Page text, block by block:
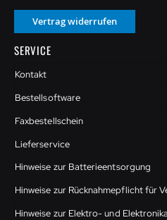
Vertrag widerrufen
SERVICE
Kontakt
Bestellsoftware
Faxbestellschein
Lieferservice
Hinweise zur Batterieentsorgung
Hinweise zur Rücknahmepflicht für
Hinweise zur Elektro- und